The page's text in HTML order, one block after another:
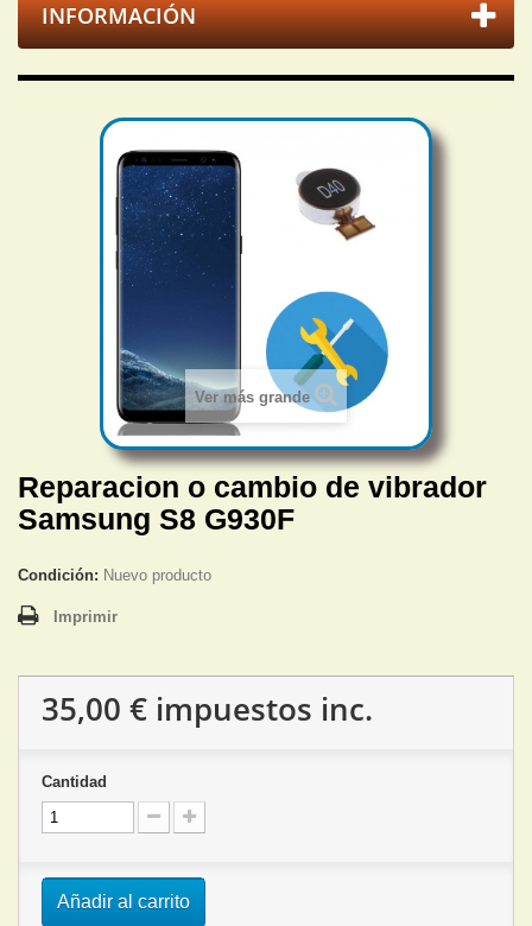
INFORMACIÓN
Ver más grande
Reparacion o cambio de vibrador
Samsung S8 G930F
Condición: Nuevo producto
Imprimir
35,00 € impuestos inc.
Cantidad
Añadir al carrito